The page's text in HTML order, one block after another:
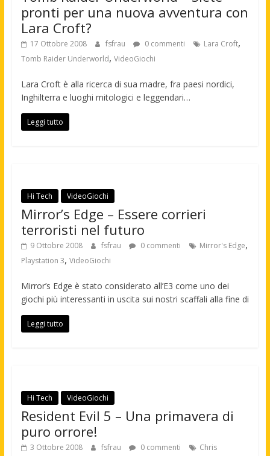
pronti per una nuova avventura con
Lara Croft?
17 Ottobre 2008 fsfrau 0 commenti Lara Croft,
Tomb Raider Underworld, VideoGiochi
Lara Croft è alla ricerca di sua madre, fra paesi nordici,
Inghilterra e luoghi mitologici e leggendari…
Leggi tutto
Hi Tech VideoGiochi
Mirror’s Edge – Essere corrieri
terroristi nel futuro
9 Ottobre 2008 fsfrau 0 commenti Mirror's Edge,
Playstation 3, VideoGiochi
Mirror’s Edge è stato considerato all’E3 come uno dei
giochi più interessanti in uscita sui nostri scaffali alla fine di
Leggi tutto
Hi Tech VideoGiochi
Resident Evil 5 – Una primavera di
puro orrore!
3 Ottobre 2008 fsfrau 0 commenti Chris